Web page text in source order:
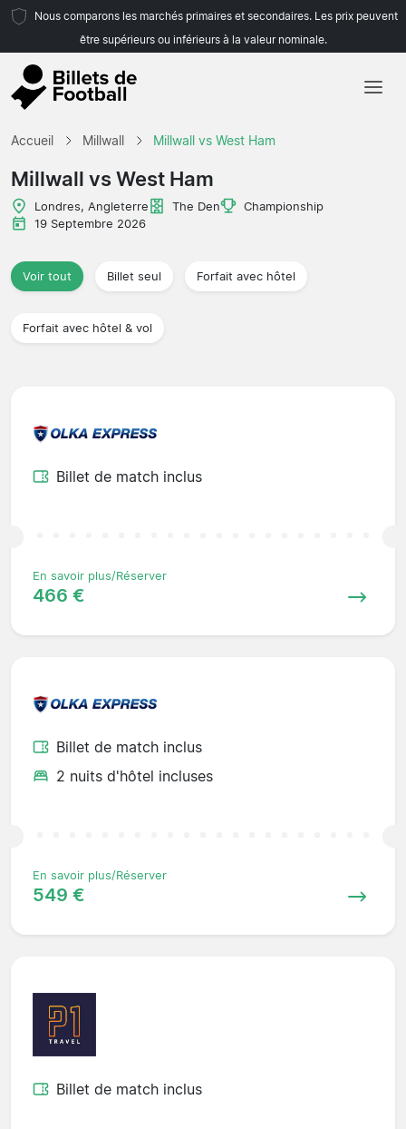
Nous comparons les marchés primaires et secondaires. Les prix peuvent
être supérieurs ou inférieurs à la valeur nominale.
Agences de voyages
Accueil Millwall Millwall vs West Ham
Millwall vs West Ham
Londres, Angleterre The Den
Championship
19 Septembre 2026
Voir tout Billet seul Forfait avec hôtel
Forfait avec hôtel & vol
Billet de match inclus
En savoir plus/Réserver
466 €
Billet de match inclus
2 nuits d'hôtel incluses
En savoir plus/Réserver
549 €
Billet de match inclus